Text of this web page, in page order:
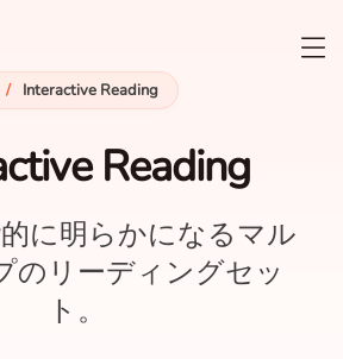
/ Interactive Reading
Reading
に明らかになるマル
のリーディングセッ
ト。